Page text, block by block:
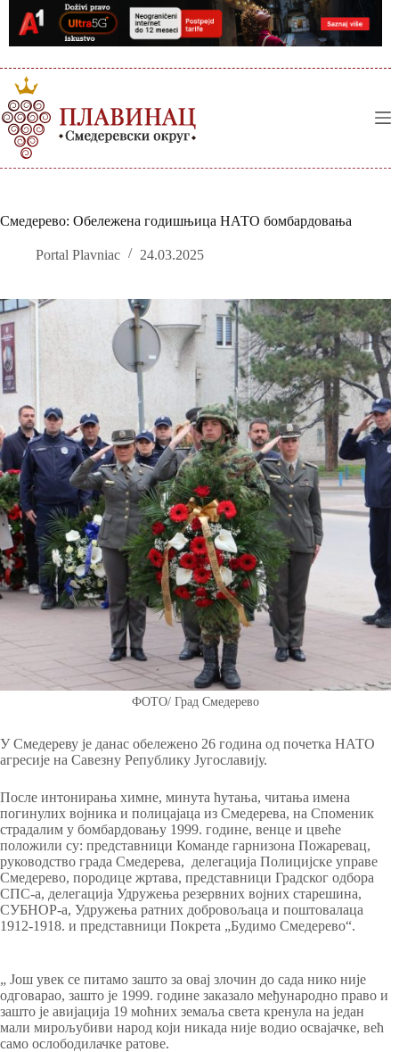
content
Смедерево: Обележена годишњица НАТО бомбардовања
Portal Plavniac 24.03.2025
ФОТО/ Град Смедерево
У Смедереву је данас обележено 26 година од почетка НАТО
агресије на Савезну Републику Југославију.
После интонирања химне, минута ћутања, читања имена
погинулих војника и полицајаца из Смедерева, на Споменик
страдалим у бомбардовању 1999. године, венце и цвеће
положили су: представници Команде гарнизона Пожаревац,
руководство града Смедерева, делегација Полицијске управе
Смедерево, породице жртава, представници Градског одбора
СПС-а, делегација Удружења резервних војних старешина,
СУБНОР-а, Удружења ратних добровољаца и поштовалаца
1912-1918. и представници Покрета „Будимо Смедерево“.
„ Још увек се питамо зашто за овај злочин до сада нико није
одговарао, зашто је 1999. године заказало међународно право и
зашто је авијација 19 моћних земаља света кренула на један
мали мирољубиви народ који никада није водио освајачке, већ
само ослободилачке ратове.